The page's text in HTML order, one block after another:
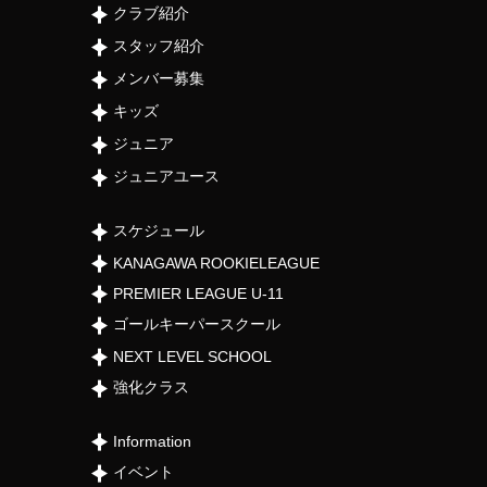
クラブ紹介
スタッフ紹介
メンバー募集
キッズ
ジュニア
ジュニアユース
スケジュール
KANAGAWA ROOKIELEAGUE
PREMIER LEAGUE U-11
ゴールキーパースクール
NEXT LEVEL SCHOOL
強化クラス
Information
イベント